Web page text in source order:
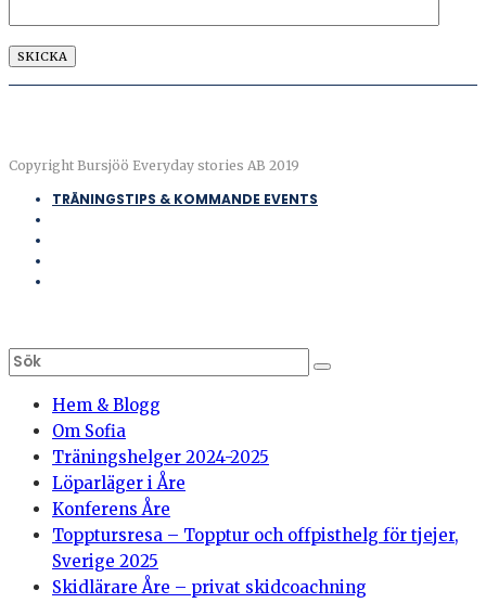
Copyright Bursjöö Everyday stories AB 2019
TRÄNINGSTIPS & KOMMANDE EVENTS
Hem & Blogg
Om Sofia
Träningshelger 2024-2025
Löparläger i Åre
Konferens Åre
Topptursresa – Topptur och offpisthelg för tjejer,
Sverige 2025
Skidlärare Åre – privat skidcoachning